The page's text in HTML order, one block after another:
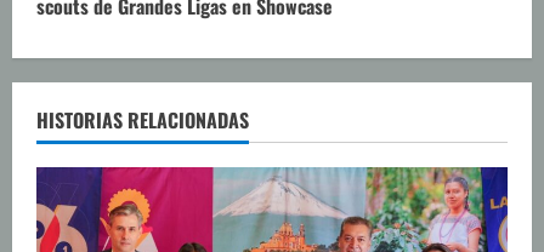
e
l
e
y
e
scouts de Grandes Ligas en Showcase
HISTORIAS RELACIONADAS